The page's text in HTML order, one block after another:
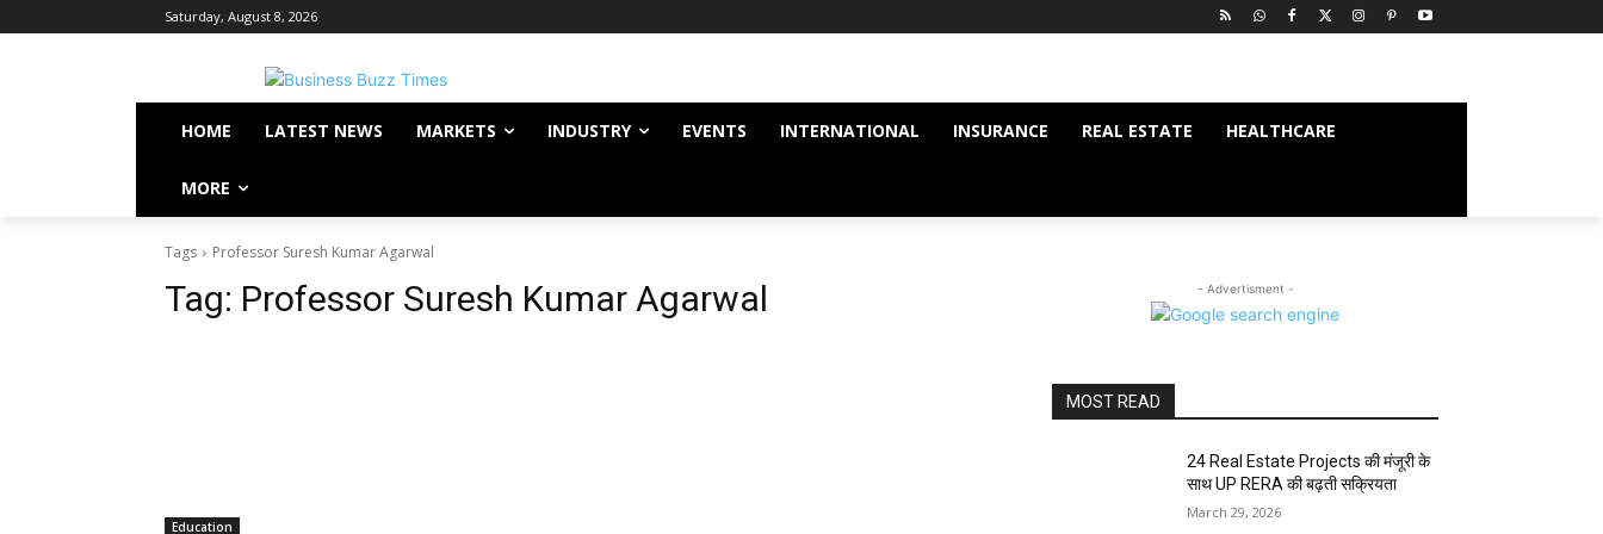
Saturday, August 8, 2026
HOME LATEST NEWS MARKETS INDUSTRY EVENTS INTERNATIONAL INSURANCE REAL ESTATE HEALTHCARE
MORE
Tags Professor Suresh Kumar Agarwal
Tag: Professor Suresh Kumar Agarwal
Education
- Advertisment -
MOST READ
24 Real Estate Projects की मंजूरी के
साथ UP RERA की बढ़ती सक्रियता
March 29, 2026